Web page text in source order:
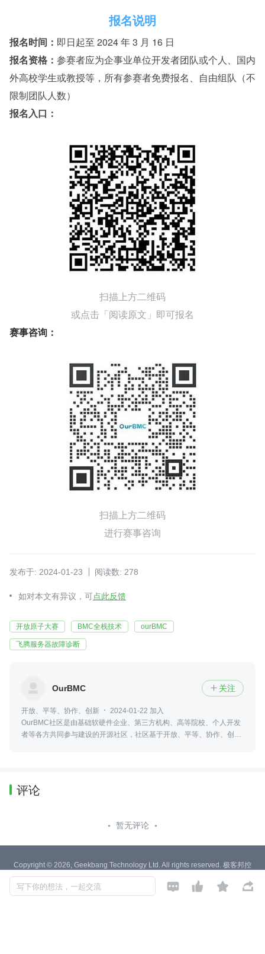
报名说明
报名时间： 即日起至 2024 年 3 月 16 日
报名资格： 参赛者应为企事业单位开发者团队或个人、国内
外高校学生或教授等，所有参赛者免费报名、自由组队（不
限制团队人数）
报名入口：
扫描上方二维码
或点击「阅读原文」即可报名
赛事咨询：
扫描上方二维码
进行赛事咨询
发布于: 2024-01-23 阅读数: 278
如对本文有异议，可点此反馈
开放原子大赛 BMC全栈技术 ourBMC
飞腾服务器故障诊断
OurBMC  关注
开放、平等、协作、创新
2024-01-22 加入
OurBMC社区是由基础软硬件企业、第三方机构、高等院校、个人开发
者等各方共同参与建设的开源社区，社区基于开放、平等、协作、创新
评论
暂无评论
写下你的想法，一起交流    
Copyright © 2026, Geekbang Technology Ltd. All rights reserved. 极客邦控
股（北京）有限公司
京 ICP 备 16027448 号 - 5
产品资质